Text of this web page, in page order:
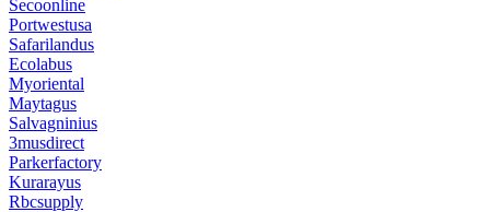
Secoonline
Portwestusa
Safarilandus
Ecolabus
Myoriental
Maytagus
Salvagninius
3musdirect
Parkerfactory
Kurarayus
Rbcsupply